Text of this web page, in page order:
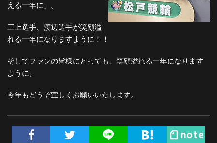
える一年に」。
三上選手、渡辺選手が笑顔溢
れる一年になりますように！！
そしてファンの皆様にとっても、笑顔溢れる一年になります
ように。
今年もどうぞ宜しくお願いいたします。